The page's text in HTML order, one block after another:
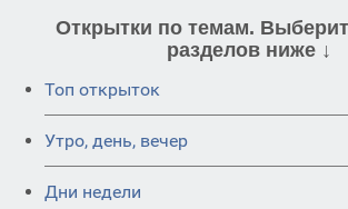
Открытки по темам.
разделов ниже ↓
Топ открыток
Утро, день, вечер
Дни недели